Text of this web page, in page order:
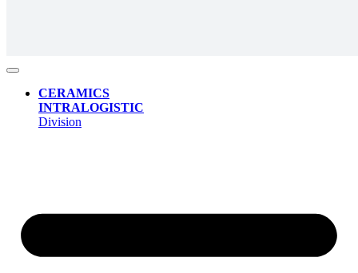
CERAMICS
INTRALOGISTIC
Division